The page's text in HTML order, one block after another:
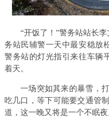
“开饭了！”警务站站长
务站民辅警一天中最安稳放
警务站的灯光指引来往车辆
着天。
一场突如其来的暴雪，
吃几口，等下可能要交通管
道，这一晚又将是一个不眠夜